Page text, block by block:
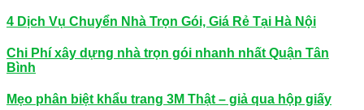
4 Dịch Vụ Chuyển Nhà Trọn Gói, Giá Rẻ Tại Hà Nội
Chi Phí xây dựng nhà trọn gói nhanh nhất Quận Tân
Bình
Mẹo phân biệt khẩu trang 3M Thật – giả qua hộp giấy